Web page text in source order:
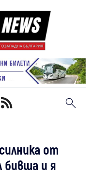
от
бивша и я